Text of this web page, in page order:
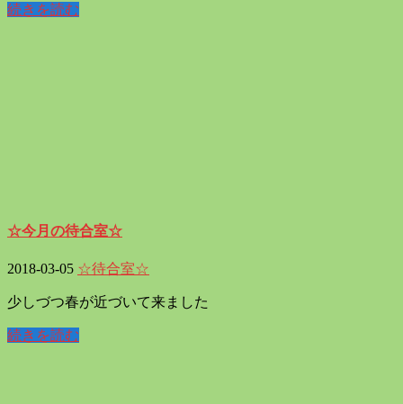
続きを読む
☆今月の待合室☆
2018-03-05 ☆待合室☆
少しづつ春が近づいて来ました
続きを読む